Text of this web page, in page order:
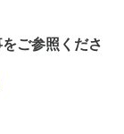
ご参照くださ